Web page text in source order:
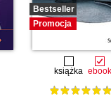
Bestseller
Promocja
książka ebook